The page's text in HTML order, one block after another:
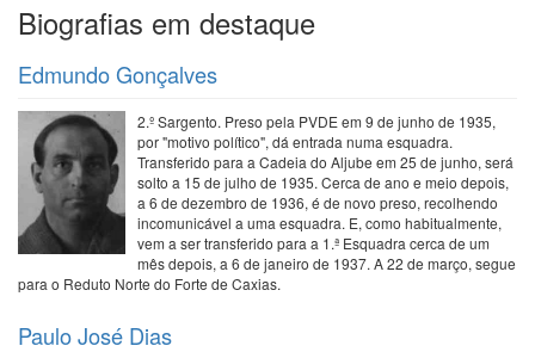
Biografias em destaque
Edmundo Gonçalves
2.º Sargento. Preso pela PVDE em 9 de junho de 1935,
por "motivo político", dá entrada numa esquadra.
Transferido para a Cadeia do Aljube em 25 de junho, será
solto a 15 de julho de 1935. Cerca de ano e meio depois,
a 6 de dezembro de 1936, é de novo preso, recolhendo
incomunicável a uma esquadra. E, como habitualmente,
vem a ser transferido para a 1.ª Esquadra cerca de um
mês depois, a 6 de janeiro de 1937. A 22 de março, segue
para o Reduto Norte do Forte de Caxias.
Paulo José Dias